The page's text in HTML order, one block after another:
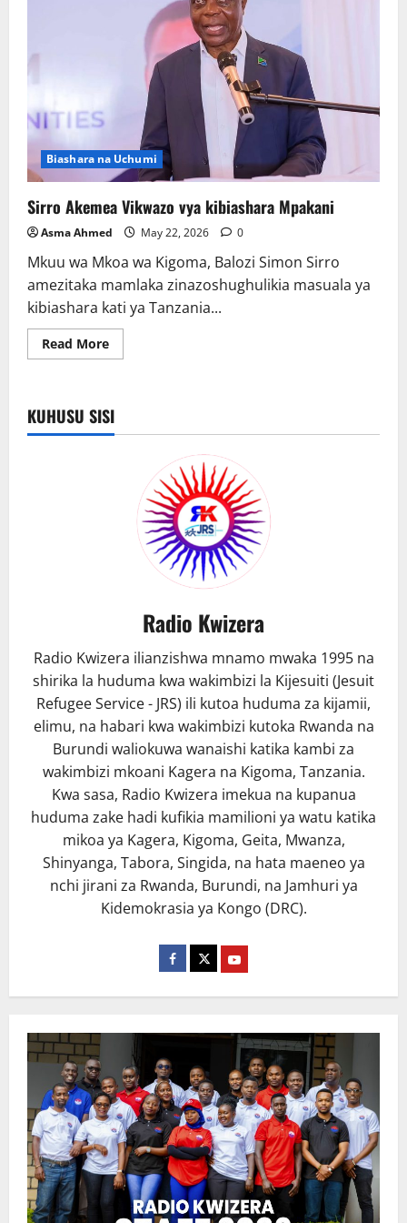
Biashara na Uchumi
Sirro Akemea Vikwazo vya kibiashara Mpakani
Asma Ahmed May 22, 2026 0
Mkuu wa Mkoa wa Kigoma, Balozi Simon Sirro
amezitaka mamlaka zinazoshughulikia masuala ya
kibiashara kati ya Tanzania...
Read MoreRead
more
Vikwazo
vya
kibiashara
KUHUSU SISI
Radio Kwizera
Radio Kwizera ilianzishwa mnamo mwaka 1995 na
shirika la huduma kwa wakimbizi la Kijesuiti (Jesuit
Refugee Service - JRS) ili kutoa huduma za kijamii,
elimu, na habari kwa wakimbizi kutoka Rwanda na
Burundi waliokuwa wanaishi katika kambi za
wakimbizi mkoani Kagera na Kigoma, Tanzania.
Kwa sasa, Radio Kwizera imekua na kupanua
huduma zake hadi kufikia mamilioni ya watu katika
mikoa ya Kagera, Kigoma, Geita, Mwanza,
Shinyanga, Tabora, Singida, na hata maeneo ya
nchi jirani za Rwanda, Burundi, na Jamhuri ya
Kidemokrasia ya Kongo (DRC).